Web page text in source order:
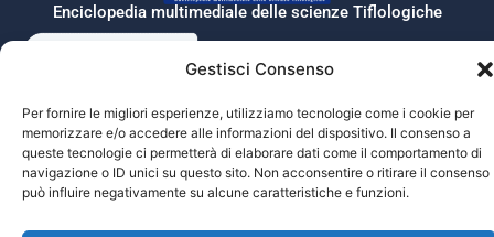
Gestisci Consenso
Per fornire le migliori esperienze, utilizziamo tecnologie come i cookie per
memorizzare e/o accedere alle informazioni del dispositivo. Il consenso a
queste tecnologie ci permetterà di elaborare dati come il comportamento di
navigazione o ID unici su questo sito. Non acconsentire o ritirare il consenso
può influire negativamente su alcune caratteristiche e funzioni.
Nazionale delle Istituzioni Pro Ciechi
Onlus
Privacy
Enciclopedia multimediale delle scienze Tiflologiche
© 2026 Prociechi.it. Tutti i diritti riservati.